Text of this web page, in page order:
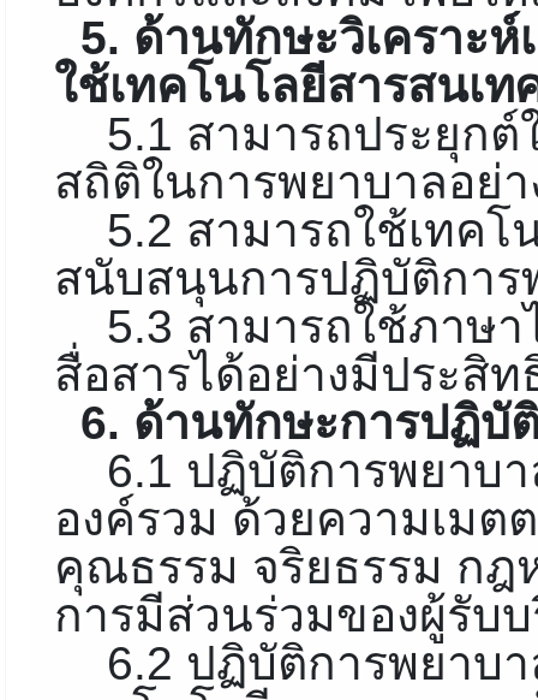
5. ด้านทักษะวิเคราะห์
ใช้เทคโนโลยีสารสนเท
5.1 สามารถประยุก
สถิติในการพยาบาลอย่า
5.2 สามารถใช้เทคโ
สนับสนุนการปฏิบัติการ
5.3 สามารถใช้ภาษ
สื่อสารได้อย่างมีประสิ
6. ด้านทักษะการปฏิบั
6.1 ปฏิบัติการพยาบ
องค์รวม ด้วยความเมต
คุณธรรม จริยธรรม กฎ
การมีส่วนร่วมของผู้รับ
6.2 ปฏิบัติการพยาบ